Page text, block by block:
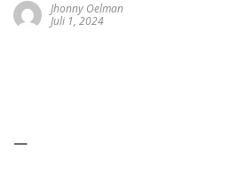
Jhonny Oelman
Juli 1, 2024
—